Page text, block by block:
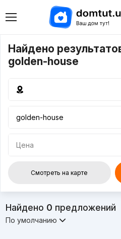
Найдено
golden-house
Цена
Смотреть на карте
Найдено 0 предложений
По умолчанию